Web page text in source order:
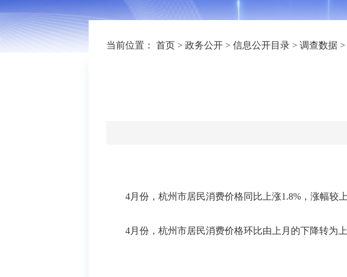
当前位置： 首页 > 政务公开 > 信息公开目录 > 调查数据 >
4月份，杭州市居民消费价格同比上涨1.8%，涨幅较
4月份，杭州市居民消费价格环比由上月的下降转为